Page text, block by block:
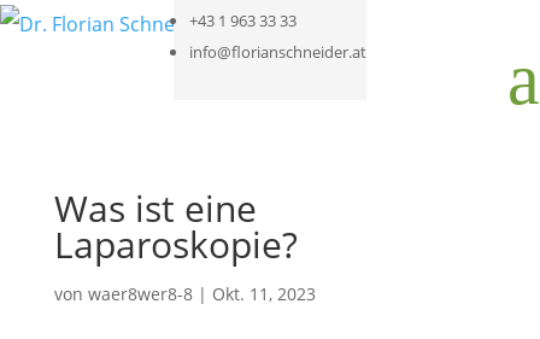
+43 1 963 33 33
info@florianschneider.at
a
Was ist eine
Laparoskopie?
von waer8wer8-8| Okt. 11, 2023